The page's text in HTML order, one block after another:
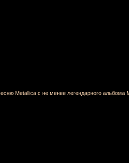
Metallica с не менее легендарного альбома